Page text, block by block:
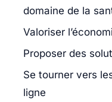
domaine de la
Valoriser
Proposer des
Se tourner vers
ligne